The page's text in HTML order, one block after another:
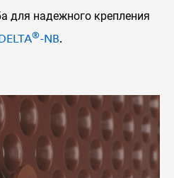
для надежного крепления
®-NB.